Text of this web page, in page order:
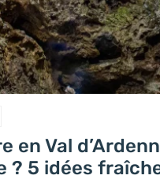
en Val
? 5 idées